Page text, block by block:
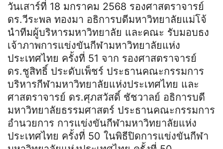
วันเสาร์ที่ 18 มกราคม 2568 รองศาสตราจารย์
ดร.วีระพล ทองมา อธิการบดีมหาวิทยาลัยแม่โจ้
นำทีมผู้บริหารมหาวิทยาลัย และคณะ รับมอบธง
เจ้าภาพการแข่งขันกีฬามหาวิทยาลัยแห่ง
ประเทศไทย ครั้งที่ 51 จาก รองศาสตราจารย์
ดร.ชูสิทธิ์ ประดับเพ็ชร์ ประธานคณะกรรมการ
บริหารกีฬามหาวิทยาลัยแห่งประเทศไทย และ
ศาสตราจารย์ ดร.ศุภสวัสดิ์ ชัชวาลย์ อธิการบดี
มหาวิทยาลัยธรรมศาสตร์ ประธานคณะกรรมการ
อำนวยการ การแข่งขันกีฬามหาวิทยาลัยแห่ง
ประเทศไทย ครั้งที่ 50 ในพิธีปิดการแข่งขันกีฬา